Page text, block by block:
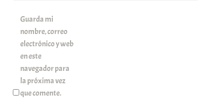
Guarda mi
nombre, correo
electrónico y web
en este
navegador para
la próxima vez
que comente.